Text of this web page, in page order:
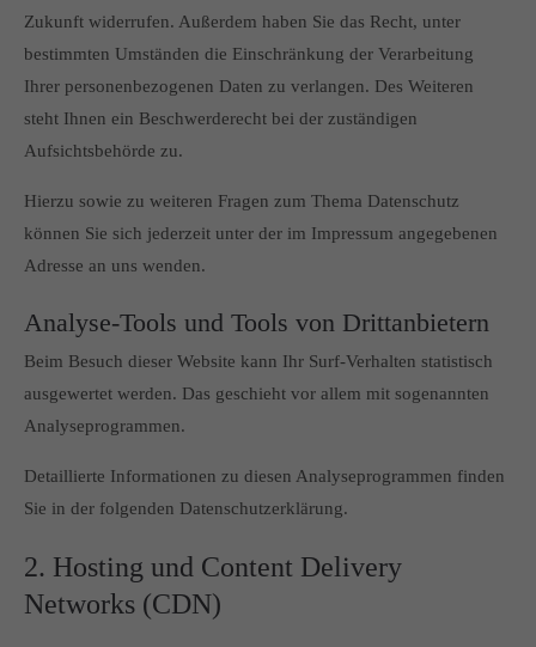
Zukunft widerrufen. Außerdem haben Sie das Recht, unter
bestimmten Umständen die Einschränkung der Verarbeitung
Ihrer personenbezogenen Daten zu verlangen. Des Weiteren
steht Ihnen ein Beschwerderecht bei der zuständigen
Aufsichtsbehörde zu.
Hierzu sowie zu weiteren Fragen zum Thema Datenschutz
können Sie sich jederzeit unter der im Impressum angegebenen
Adresse an uns wenden.
Analyse-Tools und Tools von Dritt­anbietern
Beim Besuch dieser Website kann Ihr Surf-Verhalten statistisch
ausgewertet werden. Das geschieht vor allem mit sogenannten
Analyseprogrammen.
Detaillierte Informationen zu diesen Analyseprogrammen finden
Sie in der folgenden Datenschutzerklärung.
2. Hosting und Content Delivery
Networks (CDN)